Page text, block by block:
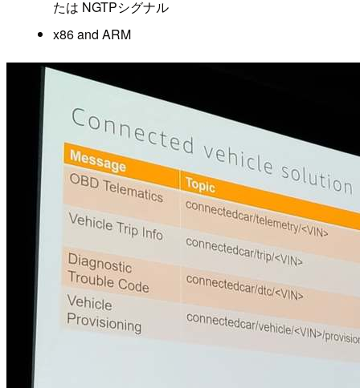
たは NGTPシグナル
x86 and ARM